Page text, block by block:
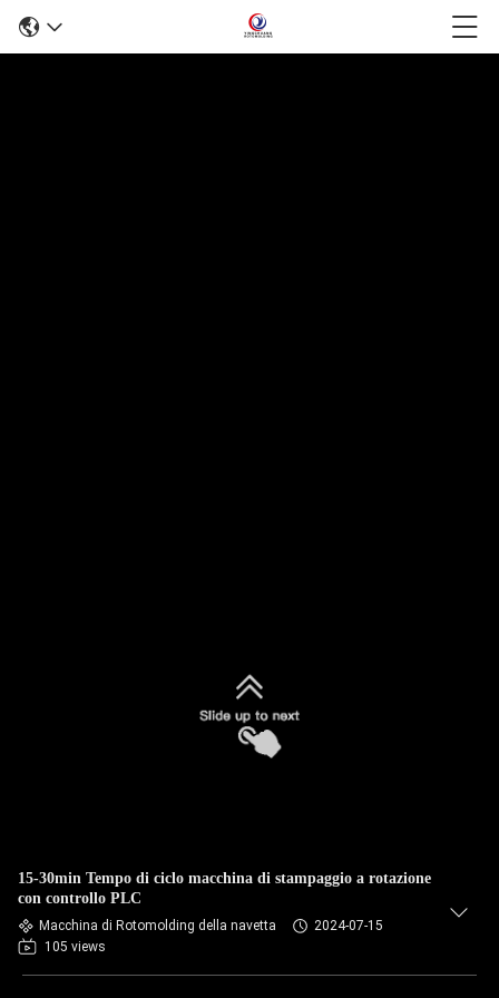
15-30min Tempo di ciclo macchina di stampaggio a rotazione
con controllo PLC
Macchina di Rotomolding della navetta
2024-07-15
105 views